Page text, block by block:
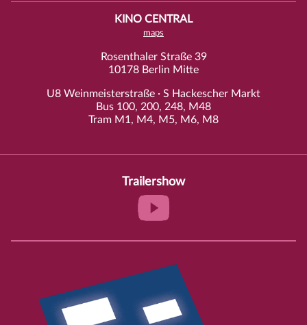
KINO CENTRAL
maps
Rosenthaler Straße 39
10178 Berlin Mitte
U8 Weinmeisterstraße · S Hackescher Markt
Bus 100, 200, 248, M48
Tram M1, M4, M5, M6, M8
Trailershow